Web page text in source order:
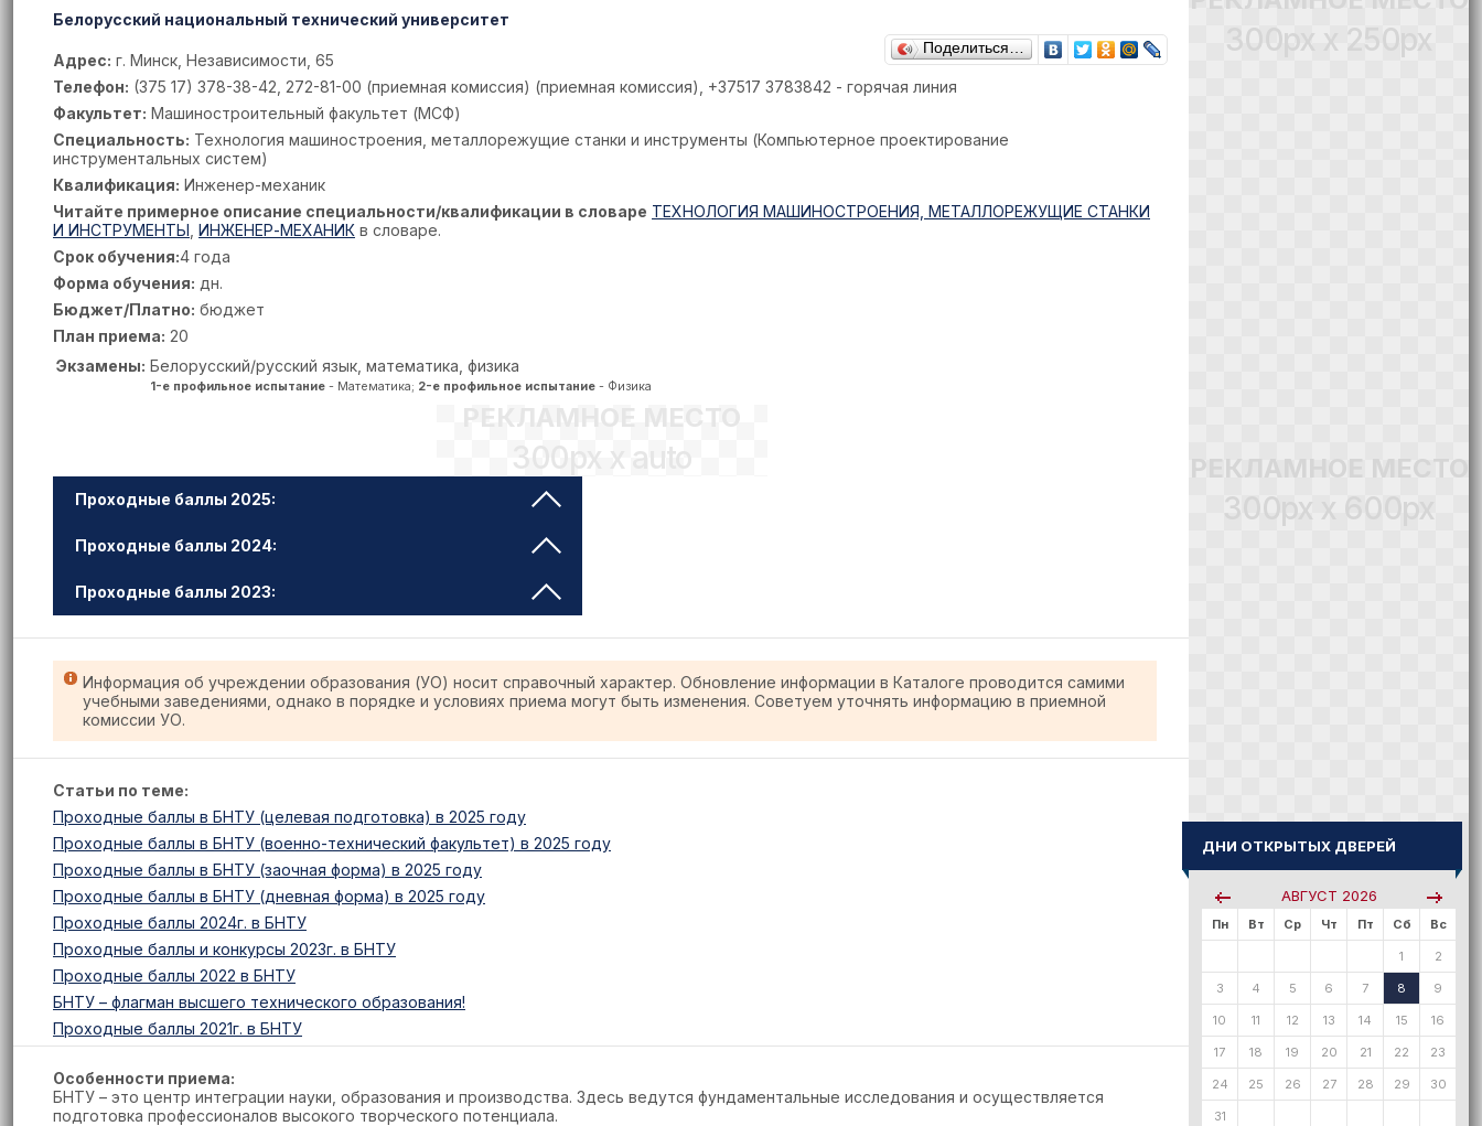
Белорусский национальный технический университет
Поделиться…
Адрес: г. Минск, Независимости, 65
Телефон: (375 17) 378-38-42, 272-81-00 (приемная комиссия) (приемная комиссия), +37517 3783842 - горячая линия
Факультет: Машиностроительный факультет (МСФ)
Специальность: Технология машиностроения, металлорежущие станки и инструменты (Компьютерное проектирование
инструментальных систем)
Квалификация: Инженер-механик
Читайте примерное описание специальности/квалификации в словаре ТЕХНОЛОГИЯ МАШИНОСТРОЕНИЯ, МЕТАЛЛОРЕЖУЩИЕ СТАНКИ
И ИНСТРУМЕНТЫ ИНЖЕНЕР-МЕХАНИК в словаре.
Срок обучения:4 года
Форма обучения: дн.
Бюджет/Платно: бюджет
План приема: 20
Экзамены: Белорусский/русский язык, математика, физика
1-е профильное испытание - Математика; 2-е профильное испытание - Физика
РЕКЛАМНОЕ МЕСТО
300px x auto
Проходные баллы 2025:
Проходные баллы 2024:
Проходные баллы 2023:
Информация об учреждении образования (УО) носит справочный характер. Обновление информации в Каталоге проводится самими
учебными заведениями, однако в порядке и условиях приема могут быть изменения. Советуем уточнять информацию в приемной
комиссии УО.
Статьи по теме:
Проходные баллы в БНТУ (целевая подготовка) в 2025 году
Проходные баллы в БНТУ (военно-технический факультет) в 2025 году
Проходные баллы в БНТУ (заочная форма) в 2025 году
Проходные баллы в БНТУ (дневная форма) в 2025 году
Проходные баллы 2024г. в БНТУ
Проходные баллы и конкурсы 2023г. в БНТУ
Проходные баллы 2022 в БНТУ
БНТУ – флагман высшего технического образования!
Проходные баллы 2021г. в БНТУ
Особенности приема:
БНТУ – это центр интеграции науки, образования и производства. Здесь ведутся фундаментальные исследования и осуществляется
подготовка профессионалов высокого творческого потенциала.
300px x 250px
РЕКЛАМНОЕ МЕСТО
300px x 600px
ДНИ ОТКРЫТЫХ ДВЕРЕЙ
АВГУСТ 2026
Пн Вт Ср Чт Пт Сб Вс
1 2
3 4 5 6 7 8 9
10 11 12 13 14 15 16
17 18 19 20 21 22 23
24 25 26 27 28 29 30
31